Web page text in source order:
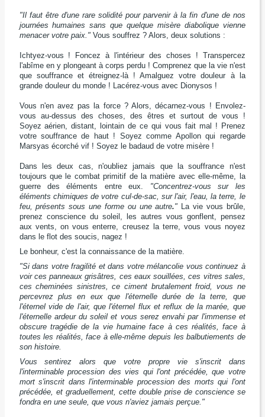
"Il faut être d'une rare solidité pour parvenir à la fin d'une de nos
journées humaines sans que quelque misère diabolique vienne
menacer votre paix."Vous souffrez ? Alors, deux solutions :
Ichtyez-vous ! Foncez à l'intérieur des choses ! Transpercez
l'abîme en y plongeant à corps perdu ! Comprenez que la vie n'est
que souffrance et étreignez-là ! Amalguez votre douleur à la
grande douleur du monde ! Lacérez-vous avec Dionysos !
Vous n'en avez pas la force ? Alors, décarnez-vous ! Envolez-
vous au-dessus des choses, des êtres et surtout de vous !
Soyez aérien, distant, lointain de ce qui vous fait mal ! Prenez
votre souffrance de haut ! Soyez comme Apollon qui regarde
Marsyas écorché vif ! Soyez le badaud de votre misère !
Dans les deux cas, n'oubliez jamais que la souffrance n'est
toujours que le combat primitif de la matière avec elle-même, la
guerre des éléments entre eux. "Concentrez-vous sur les
éléments chimiques de votre cul-de-sac, sur l'air, l'eau, la terre, le
feu, présents sous une forme ou une autre." La vie vous brûle,
prenez conscience du soleil, les autres vous gonflent, pensez
aux vents, on vous enterre, creusez la terre, vous vous noyez
dans le flot des soucis, nagez !
Le bonheur, c'est la connaissance de la matière.
"Si dans votre fragilité et dans votre mélancolie vous continuez à
voir ces panneaux grisâtres, ces eaux souillées, ces vitres sales,
ces cheminées sinistres, ce ciment brutalement froid, vous ne
percevrez plus en eux que l'éternelle durée de la terre, que
l'éternel vide de l'air, que l'éternel flux et reflux de la marée, que
l'éternelle ardeur du soleil et vous serez envahi par l'immense et
obscure tragédie de la vie humaine face à ces réalités, face à
toutes les réalités, face à elle-même depuis les balbutiements de
son histoire.
Vous sentirez alors que votre propre vie s'inscrit dans
l'interminable procession des vies qui l'ont précédée, que votre
mort s'inscrit dans l'interminable procession des morts qui l'ont
précédée, et graduellement, cette double prise de conscience se
fondra en une seule, que vous n'aviez jamais perçue."